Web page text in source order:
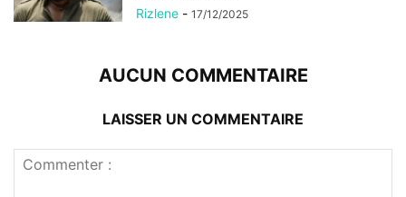
Rizlene - 17/12/2025
AUCUN COMMENTAIRE
LAISSER UN COMMENTAIRE